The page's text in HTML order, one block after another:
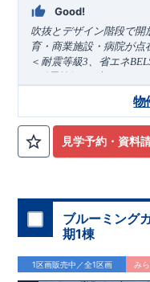
けでなく、「現場の施
ております
アフターサポート
◇最大60年間の品質保証
を実施
◇お引渡しからが本当の
ービス株式会社」にて
住まいの工夫をショ
気になる！見たい！話を
ぜひ一度ご相談ください
に対応いたします。 ​
大宮営業所までお気軽に
【TEL ：0120-0038-63
受付時間：9:30～18:30
※火曜・水曜定休
Good!
吹抜とデザイン階段で開
育・商業施設・病院が
＜ 耐震等級3 、省エネ
西武池袋線「武蔵藤沢」
【周辺環境】
7分） イオンスタイル
【この物件のおすすめ
-住みやすさ重視の設計・
だけます（詳細はお問合
ナーは来客対応からくつ
■お問い合わせ先■東
04-2903-6262
見学予約・資料
物
ブルーミング
期1棟
1区画販売中／全1区画 み